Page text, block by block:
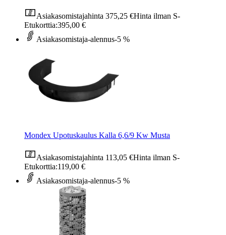
Asiakasomistajahinta 375,25 €Hinta ilman S-
Etukorttia:395,00 €
Asiakasomistaja-alennus-5 %
Mondex Upotuskaulus Kalla 6,6/9 Kw Musta
Asiakasomistajahinta 113,05 €Hinta ilman S-
Etukorttia:119,00 €
Asiakasomistaja-alennus-5 %